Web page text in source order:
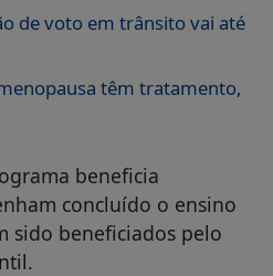
de voto em trânsito vai até
têm tratamento,
beneficia
concluído o ensino
sido beneficiados pelo